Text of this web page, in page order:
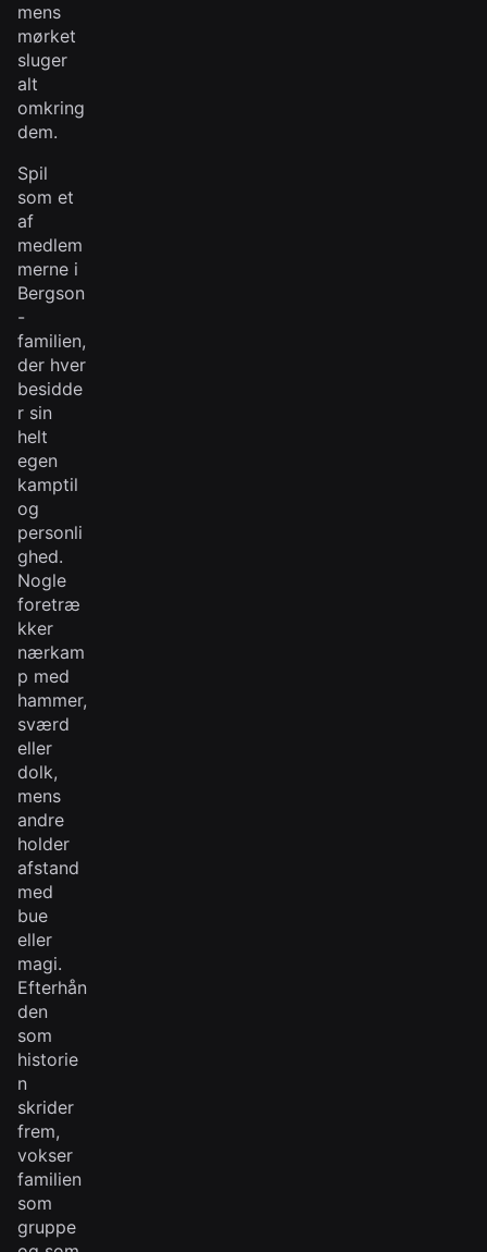
mens
mørket
sluger
alt
omkring
dem.
Spil
som et
af
medlem
merne i
Bergson
-
familien,
der hver
besidde
r sin
helt
egen
kamptil
og
personli
ghed.
Nogle
foretræ
kker
nærkam
p med
hammer,
sværd
eller
dolk,
mens
andre
holder
afstand
med
bue
eller
magi.
Efterhån
den
som
historie
n
skrider
frem,
vokser
familien
som
gruppe